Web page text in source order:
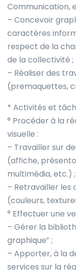
Communication,
– Concevoir
caractères
respect de la
de la collectivité ;
– Réaliser des
(premaquettes,
* Activités et
° Procéder à la
visuelle :
– Travailler sur
(affiche,
multimédia, etc.) ;
– Retravailler les
(couleurs,
° Effectuer une
– Gérer la
graphique” ;
– Apporter, à la
services sur la